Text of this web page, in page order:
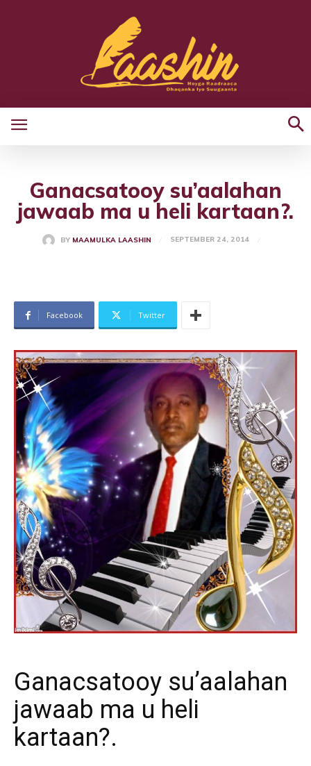
Ganacsatooy su’aalahan
jawaab ma u heli kartaan?.
BY MAAMULKA LAASHIN SEPTEMBER 24, 2014
Facebook Twitter
Ganacsatooy su’aalahan
jawaab ma u heli
kartaan?.